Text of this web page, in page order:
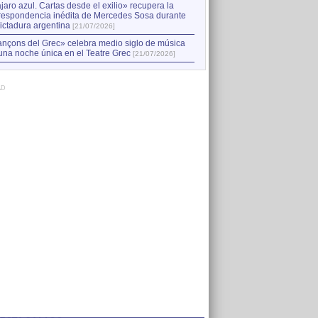
azul. Cartas desde el exilio» recupera la
inédita de Mercedes Sosa durante
argentina [21/07/2026]
del Grec» celebra medio siglo de música
noche única en el Teatre Grec [21/07/2026]